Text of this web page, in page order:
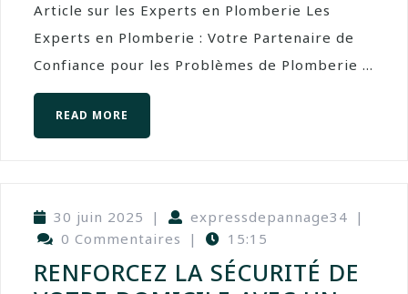
Article sur les Experts en Plomberie Les
Experts en Plomberie : Votre Partenaire de
Confiance pour les Problèmes de Plomberie ...
READ MORE
30 juin 2025 | expressdepannage34 |
0 Commentaires
| 15:15
RENFORCEZ LA SÉCURITÉ DE